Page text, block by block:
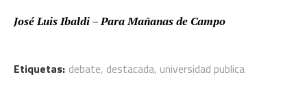
José Luis Ibaldi – Para Mañanas de Campo
Etiquetas: debate, destacada, universidad publica